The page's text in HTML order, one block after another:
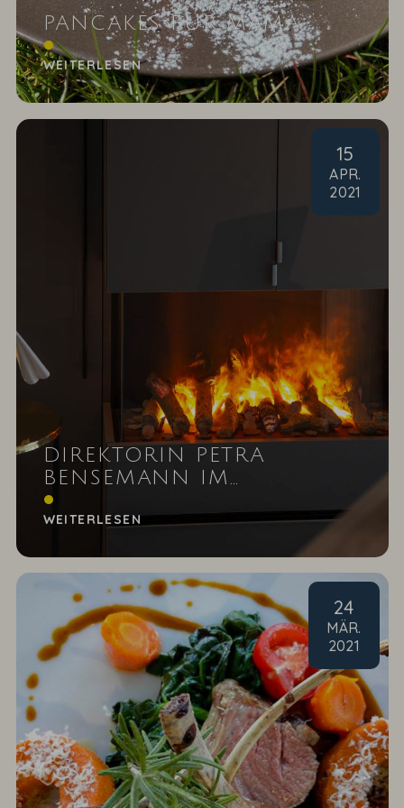
PANCAKES FÜR MAMA
Muttertagsfrühstück ans Bett
WEITERLESEN
15
APR.
2021
DIREKTORIN PETRA
BENSEMANN IM
GESPRÄCH
WEITERLESEN
24
MÄR.
2021